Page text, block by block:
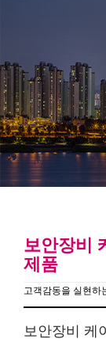
보안장비
제품
고객감동을 실현하
보안장비 케